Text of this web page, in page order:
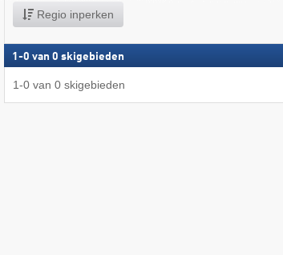
Regio inperken
1 -0 van 0 skigebieden
1-0 van 0 skigebieden